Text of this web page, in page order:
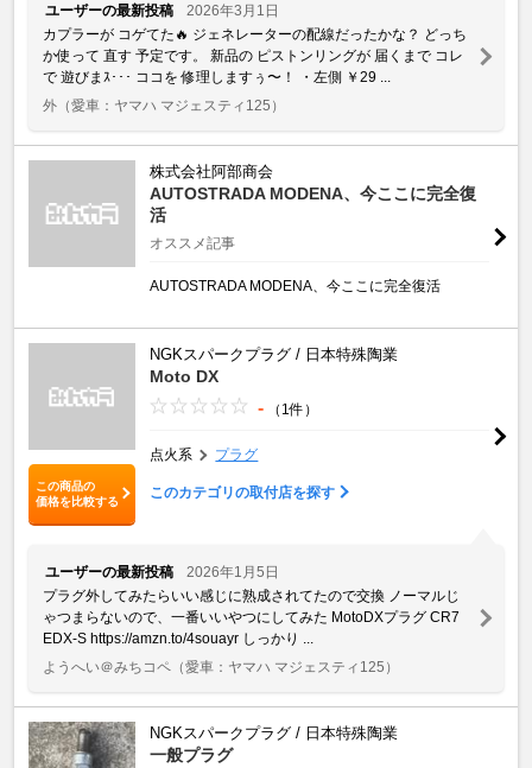
ユーザーの最新投稿
2026年3月1日
カプラーが コゲてた🔥 ジェネレーターの配線だったかな？ どっち
か使って 直す 予定です。 新品の ピストンリングが 届くまで コレ
で 遊びまｽ･･･ ココを 修理しますぅ〜！ ・左側 ￥29 ...
外 （愛車：ヤマハ マジェスティ125）
株式会社阿部商会
AUTOSTRADA MODENA、今ここに完全復
活
オススメ記事
AUTOSTRADA MODENA、今ここに完全復活
この商品の
価格を比較する
NGKスパークプラグ / 日本特殊陶業
Moto DX
- （1件）
点火系 プラグ
このカテゴリの取付店を探す
ユーザーの最新投稿
2026年1月5日
プラグ外してみたらいい感じに熟成されてたので交換 ノーマルじ
ゃつまらないので、一番いいやつにしてみた MotoDXプラグ CR7
EDX-S https://amzn.to/4souayr しっかり ...
ようへい＠みちコペ （愛車：ヤマハ マジェスティ125）
NGKスパークプラグ / 日本特殊陶業
一般プラグ